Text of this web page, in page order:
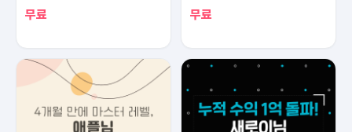
무료 무료